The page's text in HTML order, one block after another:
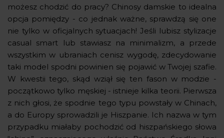
możesz chodzić do pracy? Chinosy damskie to idealna
opcja pomiędzy - co jednak ważne, sprawdzą się one
nie tylko w oficjalnych sytuacjach! Jeśli lubisz stylizacje
casual smart lub stawiasz na minimalizm, a przede
wszystkim w ubraniach cenisz wygodę, zdecydowanie
taki model spodni powinien się pojawić w Twojej szafie.
W kwestii tego, skąd wziął się ten fason w modzie -
początkowo tylko męskiej - istnieje kilka teorii. Pierwsza
z nich głosi, że spodnie tego typu powstały w Chinach,
a do Europy sprowadzili je Hiszpanie. Ich nazwa w tym
przypadku miałaby pochodzić od hiszpańskiego słowa